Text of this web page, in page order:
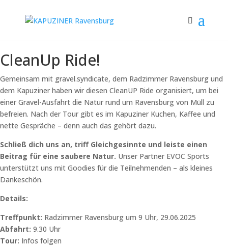
CleanUp Ride!
Gemeinsam mit gravel.syndicate, dem Radzimmer Ravensburg und
dem Kapuziner haben wir diesen CleanUP Ride organisiert, um bei
einer Gravel-Ausfahrt die Natur rund um Ravensburg von Müll zu
befreien. Nach der Tour gibt es im Kapuziner Kuchen, Kaffee und
nette Gespräche – denn auch das gehört dazu.
Schließ dich uns an, triff Gleichgesinnte und leiste einen
Beitrag für eine saubere Natur. Unser Partner EVOC Sports
unterstützt uns mit Goodies für die Teilnehmenden – als kleines
Dankeschön.
Details:
Treffpunkt: Radzimmer Ravensburg um 9 Uhr, 29.06.2025
Abfahrt: 9.30 Uhr
Tour: Infos folgen